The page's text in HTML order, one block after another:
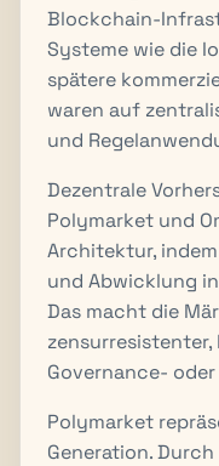
Blockchain-
Systeme wie die
spätere
waren auf
und
Dezentrale
Polymarket und
Architektur,
und Abwicklung
Das macht die
Governance-
Polymarket
Generation.